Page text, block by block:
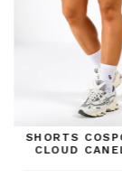
SHORTS
CLOUD